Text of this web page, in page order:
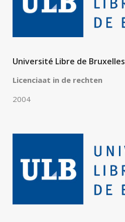
Université Libre de Bruxelles
Licenciaat in de rechten
2004